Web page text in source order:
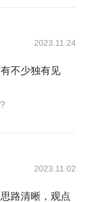
2023.11.24
不少独有见
2023.11.02
路清晰，观点